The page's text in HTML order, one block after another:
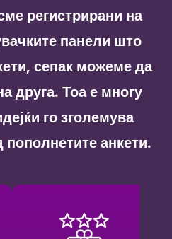
регистрирани на
панели што
сепак можеме да
друга. Тоа е многу
го зголемува
анкети.